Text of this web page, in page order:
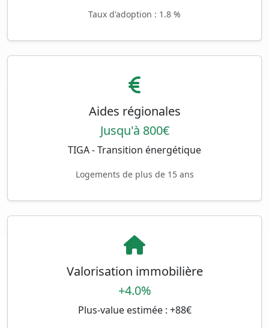
Taux d'adoption : 1.8 %
Aides régionales
Jusqu'à 800€
TIGA - Transition énergétique
Logements de plus de 15 ans
Valorisation immobilière
+4.0%
Plus-value estimée : +88€